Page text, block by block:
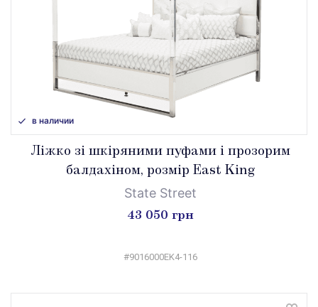
в наличии
Ліжко зі шкіряними пуфами і прозорим
балдахіном, розмір East King
State Street
43 050 грн
#9016000EK4-116